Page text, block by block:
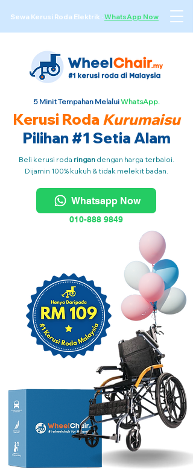
Sewa Kerusi Roda Elektrik · WhatsApp Now
5 Minit Tempahan MelaluiWhatsApp.
Kerusi Roda Kurumaisu
Pilihan #1 Setia Alam
Beli kerusi roda ringan dengan harga terbaloi.
Dijamin 100% kukuh & tidak melekit badan.
Whatsapp Now
010-888 9849